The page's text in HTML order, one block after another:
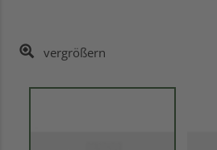
vergrößern